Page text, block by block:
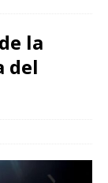
la
del